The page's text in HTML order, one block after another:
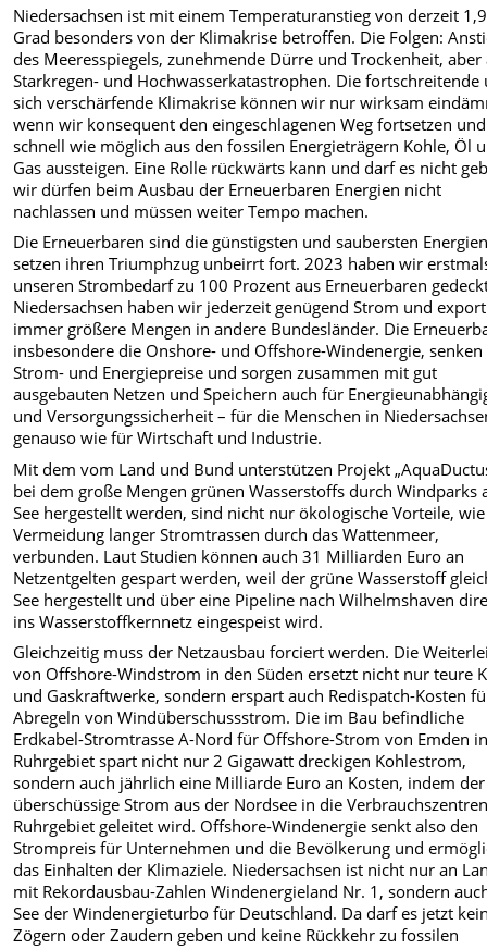
Niedersachsen ist mit einem Temperaturanstieg von derzeit 1,9
Grad besonders von der Klimakrise betroffen. Die Folgen:
des Meeresspiegels, zunehmende Dürre und Trockenheit, aber
Starkregen- und Hochwasserkatastrophen. Die fortschreitende
sich verschärfende Klimakrise können wir nur wirksam
wenn wir konsequent den eingeschlagenen Weg fortsetzen
schnell wie möglich aus den fossilen Energieträgern Kohle, Öl
Gas aussteigen. Eine Rolle rückwärts kann und darf es nicht
wir dürfen beim Ausbau der Erneuerbaren Energien nicht
nachlassen und müssen weiter Tempo machen.
Die Erneuerbaren sind die günstigsten und saubersten
setzen ihren Triumphzug unbeirrt fort. 2023 haben wir
unseren Strombedarf zu 100 Prozent aus Erneuerbaren
Niedersachsen haben wir jederzeit genügend Strom und
immer größere Mengen in andere Bundesländer. Die
insbesondere die Onshore- und Offshore-Windenergie,
Strom- und Energiepreise und sorgen zusammen mit gut
ausgebauten Netzen und Speichern auch für
und Versorgungssicherheit – für die Menschen in
genauso wie für Wirtschaft und Industrie.
Mit dem vom Land und Bund unterstützen Projekt
bei dem große Mengen grünen Wasserstoffs durch Windparks
See hergestellt werden, sind nicht nur ökologische Vorteile,
Vermeidung langer Stromtrassen durch das Wattenmeer,
verbunden. Laut Studien können auch 31 Milliarden Euro an
Netzentgelten gespart werden, weil der grüne Wasserstoff
See hergestellt und über eine Pipeline nach Wilhelmshaven
ins Wasserstoffkernnetz eingespeist wird.
Gleichzeitig muss der Netzausbau forciert werden. Die
von Offshore-Windstrom in den Süden ersetzt nicht nur teure
und Gaskraftwerke, sondern erspart auch Redispatch-Kosten
Abregeln von Windüberschussstrom. Die im Bau befindliche
Erdkabel-Stromtrasse A-Nord für Offshore-Strom von Emden
Ruhrgebiet spart nicht nur 2 Gigawatt dreckigen Kohlestrom,
sondern auch jährlich eine Milliarde Euro an Kosten, indem der
überschüssige Strom aus der Nordsee in die
Ruhrgebiet geleitet wird. Offshore-Windenergie senkt also den
Strompreis für Unternehmen und die Bevölkerung und
das Einhalten der Klimaziele. Niedersachsen ist nicht nur an
mit Rekordausbau-Zahlen Windenergieland Nr. 1, sondern
See der Windenergieturbo für Deutschland. Da darf es jetzt
Zögern oder Zaudern geben und keine Rückkehr zu fossilen